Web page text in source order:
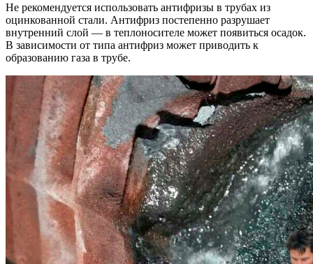
Не рекомендуется использовать антифризы в трубах из
оцинкованной стали. Антифриз постепенно разрушает
внутренний слой — в теплоносителе может появиться осадок.
В зависимости от типа антифриз может приводить к
образованию газа в трубе.